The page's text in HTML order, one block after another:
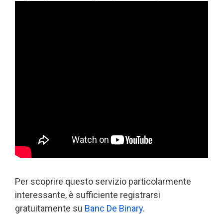
Per scoprire questo servizio particolarmente
interessante, è sufficiente registrarsi
gratuitamente su Banc De Binary.